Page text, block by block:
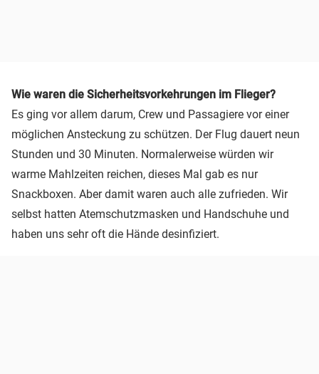
Wie waren die Sicherheitsvorkehrungen im Flieger?
Es ging vor allem darum, Crew und Passagiere vor einer
möglichen Ansteckung zu schützen. Der Flug dauert neun
Stunden und 30 Minuten. Normalerweise würden wir
warme Mahlzeiten reichen, dieses Mal gab es nur
Snackboxen. Aber damit waren auch alle zufrieden. Wir
selbst hatten Atemschutzmasken und Handschuhe und
haben uns sehr oft die Hände desinfiziert.